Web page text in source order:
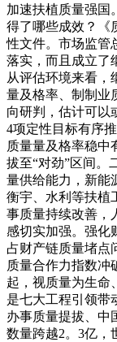
加速扶植质量强国
得了哪些成效？《
性文件。市场监管
落实，而且成立了
从评估环境来看，
量及格率、制制业
向研判，估计可以
4项定性目标有序
质量量及格率稳中
拔至“对劲”区间。
量供给能力，新能
衡宇、水利等扶植
事质量持续改善，
感切实加强。强化
占财产链质量堵点
质量合作力指数冲
起，视质量为生命
是七大工程引领带
办事质量提拔、中
数量跨越2。3亿，